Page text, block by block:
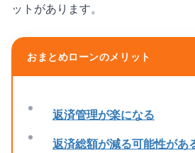
ットがあります。
おまとめローンのメリット
返済管理が楽になる
返済総額が減る可能性があ